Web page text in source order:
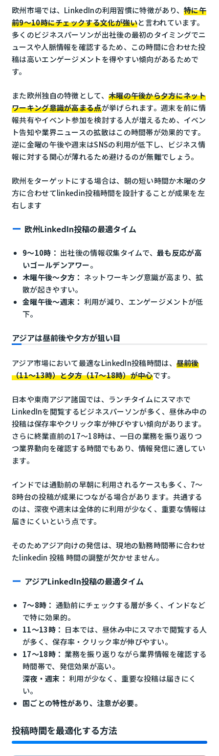
欧州市場では、LinkedInの利用習慣に特徴があり、特に午
前9〜10時にチェックする文化が強いと言われています。
多くのビジネスパーソンが出社後の最初のタイミングでニ
ュースや人脈情報を確認するため、この時間に合わせた投
稿は高いエンゲージメントを得やすい傾向があるためで
す。
また欧州独自の特徴として、 木曜の午後から夕方にネット
ワーキング意識が高まる点が挙げられます。週末を前に情
報共有やイベント参加を検討する人が増えるため、イベン
ト告知や業界ニュースの拡散はこの時間帯が効果的です。
逆に金曜の午後や週末はSNSの利用が低下し、ビジネス情
報に対する関心が薄れるため避けるのが無難でしょう。
欧州をターゲットにする場合は、朝の短い時間か木曜の夕
方に合わせてlinkedin投稿時間を設計することが成果を左
右します
欧州LinkedIn投稿の最適タイム
9〜10時： 出社後の情報収集タイムで、最も反応が高
いゴールデンアワー。
木曜午後〜夕方： ネットワーキング意識が高まり、拡
散が起きやすい。
金曜午後〜週末： 利用が減り、エンゲージメントが低
下。
アジアは昼前後や夕方が狙い目
アジア市場において最適なLinkedIn投稿時間は、 昼前後
（11〜13時）と夕方（17〜18時）が中心です。
日本や東南アジア諸国では、ランチタイムにスマホで
LinkedInを閲覧するビジネスパーソンが多く、昼休み中の
投稿は保存率やクリック率が伸びやすい傾向があります。
さらに終業直前の17〜18時は、一日の業務を振り返りつ
つ業界動向を確認する時間でもあり、情報発信に適してい
ます。
インドでは通勤前の早朝に利用されるケースも多く、7〜
8時台の投稿が成果につながる場合があります。共通する
のは、深夜や週末は全体的に利用が少なく、重要な情報は
届きにくいという点です。
そのためアジア向けの発信は、現地の勤務時間帯に合わせ
たlinkedin 投稿 時間の調整が欠かせません。
アジアLinkedIn投稿の最適タイム
7〜8時： 通勤前にチェックする層が多く、インドなど
で特に効果的。
11〜13時： 日本では、昼休み中にスマホで閲覧する人
が多く、保存率・クリック率が伸びやすい。
17〜18時： 業務を振り返りながら業界情報を確認する
時間帯で、発信効果が高い。
深夜・週末： 利用が少なく、重要な投稿は届きにく
い。
国ごとの特性があり、注意が必要。
投稿時間を最適化する方法